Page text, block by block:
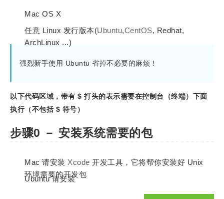
Mac OS X
任意 Linux 发行版本(Ubuntu,CentOS, Redhat,
ArchLinux ...)
强烈新手使用 Ubuntu 省掉不必要的麻烦！
以下代码区域，带有 $ 打头的表示需要在控制台（终端）下面
执行（不包括 $ 符号）
步骤0 － 安装系统需要的包
Mac 请安装 Xcode 开发工具，它将帮你安装好 Unix
环境需要的开发包
Ubuntu 请安装